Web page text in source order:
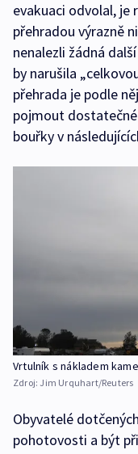
evakuaci odvolal, je
přehradou výrazně
nenalezli žádná
by narušila
přehrada je podle
pojmout
bouřky v
Vrtulník s nákladem
Zdroj: Jim Urquhart/Reuters
Obyvatelé
pohotovosti a být